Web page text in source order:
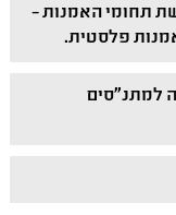
תחומי האמנות –
פלסטית.
למתנ"סים